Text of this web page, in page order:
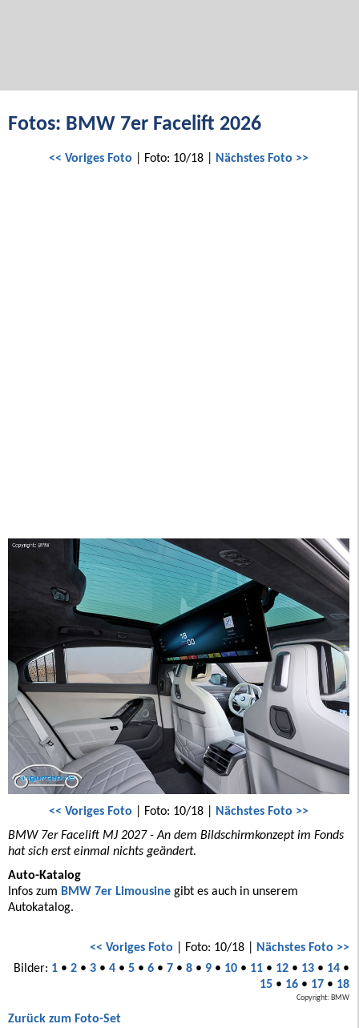
Fotos: BMW 7er Facelift 2026
<< Voriges Foto | Foto: 10/18 | Nächstes Foto >>
<< Voriges Foto | Foto: 10/18 | Nächstes Foto >>
BMW 7er Facelift MJ 2027 - An dem Bildschirmkonzept im Fonds
hat sich erst einmal nichts geändert.
Auto-Katalog
Infos zum BMW 7er Limousine gibt es auch in unserem
Autokatalog.
<< Voriges Foto | Foto: 10/18 | Nächstes Foto >>
Bilder: 1• 2• 3• 4• 5• 6• 7• 8• 9• 10• 11• 12• 13• 14•
15• 16• 17• 18
Copyright: BMW
Zurück zum Foto-Set